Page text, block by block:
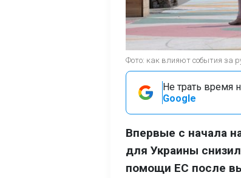
Фото: как влияют события за
Не трать время
Google
Впервые с начала
для Украины
помощи ЕС после